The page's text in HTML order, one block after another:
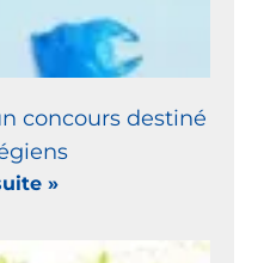
concours destiné
»